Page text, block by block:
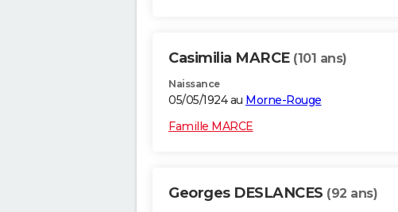
Casimilia MARCE (101 ans)
Naissance
05/05/1924 au Morne-Rouge
Famille MARCE
Georges DESLANCES (92 ans)